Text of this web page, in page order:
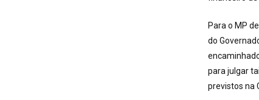
Para o MP
do
para julgar
previstos na